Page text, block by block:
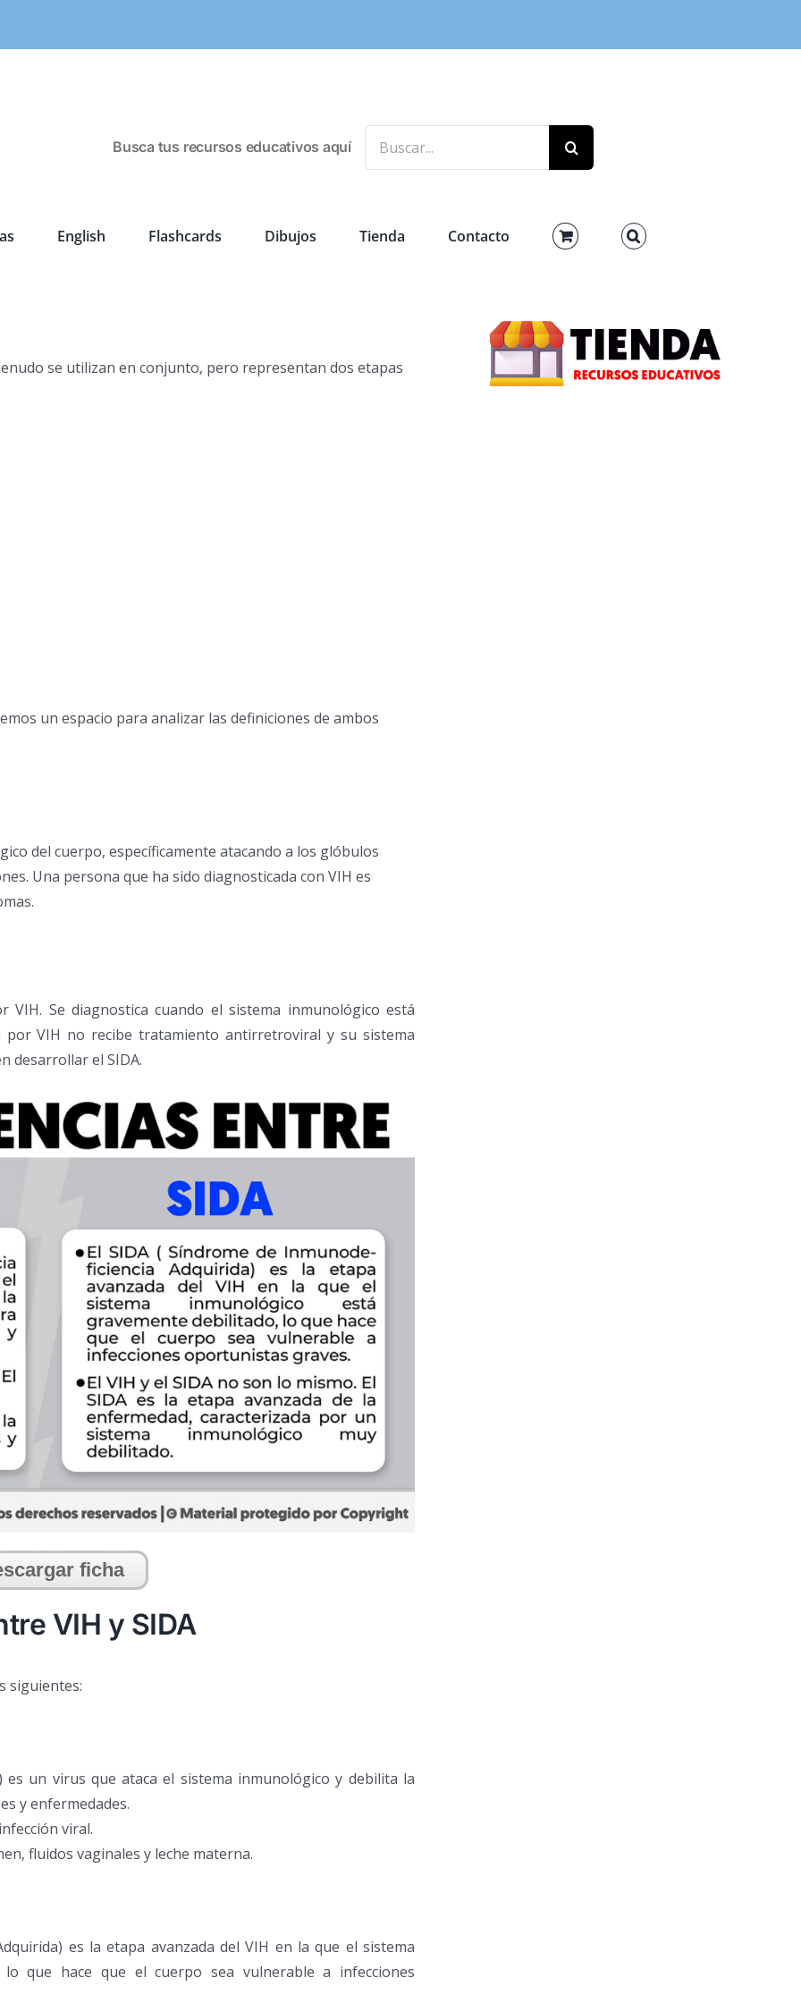
Busca tus recursos educativos aquí
English Flashcards Dibujos Tienda Contacto
se utilizan en conjunto, pero representan dos etapas
un espacio para analizar las definiciones de ambos
del cuerpo, específicamente atacando a los glóbulos
Una persona que ha sido diagnosticada con VIH es
Se diagnostica cuando el sistema inmunológico está
por VIH no recibe tratamiento antirretroviral y su sistema
desarrollar el SIDA.
ficha
VIH y SIDA
siguientes:
es un virus que ataca el sistema inmunológico y debilita la
y enfermedades.
viral.
fluidos vaginales y leche materna.
es la etapa avanzada del VIH en la que el sistema
que hace que el cuerpo sea vulnerable a infecciones